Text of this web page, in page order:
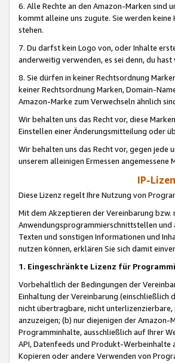
6. Alle Rechte an den Amazon-Marken sind
kommt alleine uns zugute. Sie werden
stehen.
7. Du darfst kein Logo von, oder Inhalte
anderweitig verwenden, es sei denn, du
8. Sie dürfen in keiner Rechtsordnung
keiner Rechtsordnung Marken, Domain-
Amazon-Marke zum Verwechseln ähnlich
Wir behalten uns das Recht vor, diese
Einstellen einer Änderungsmitteilung oder
Wir behalten uns das Recht vor, gegen
unserem alleinigen Ermessen angemessene
IP-
Diese Lizenz regelt Ihre Nutzung von
Mit dem Akzeptieren der Vereinbarung
Anwendungsprogrammierschnittstellen und
Texten und sonstigen Informationen und
nutzen können, erklären Sie sich damit
1. Eingeschränkte Lizenz für
Vorbehaltlich der Bedingungen der
Einhaltung der Vereinbarung (einschließlich
nicht übertragbare, nicht
anzuzeigen; (b) nur diejenigen der
Programminhalte, ausschließlich auf Ihrer
API, Datenfeeds und Produkt-Werbeinhalte
Kopieren oder andere Verwenden von